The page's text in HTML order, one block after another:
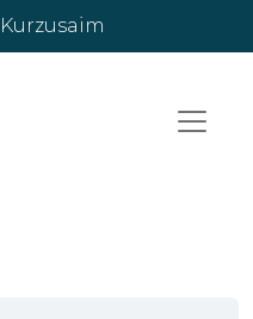
Kurzusaim